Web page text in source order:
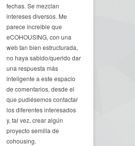
fechas. Se mezclan
intereses diversos. Me
parece increible que
eCOHOUSING, con una
web tan bien estructurada,
no haya sabido/querido dar
una respuesta más
inteligente a este espacio
de comentarios, desde el
que pudiésemos contactar
los diferentes interesados
y, tal vez, crear algún
proyecto semilla de
cohousing.